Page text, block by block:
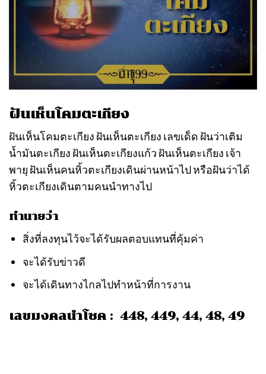
ฝันเห็นโคมตะเกียง
ฝันเห็นโคมตะเกียง ฝันเห็นตะเกียง เลขเด็ด ฝันว่าเติม
น้ำมันตะเกียง ฝันเห็นตะเกียงแก้ว ฝันเห็นตะเกียง เจ้า
พายุ ฝันเห็นคนหิ้วตะเกียงเดินผ่านหน้าไป หรือฝันว่าได้
หิ้วตะเกียงเดินตามคนนำทางไป
ทำนายว่า
สิ่งที่ลงทุนไว้จะได้รับผลตอบแทนที่คุ้มค่า
จะได้รับข่าวดี
จะได้เดินทางไกลไปทำหน้าที่การงาน
เลขมงคลนำโชค : 448, 449, 44, 48, 49